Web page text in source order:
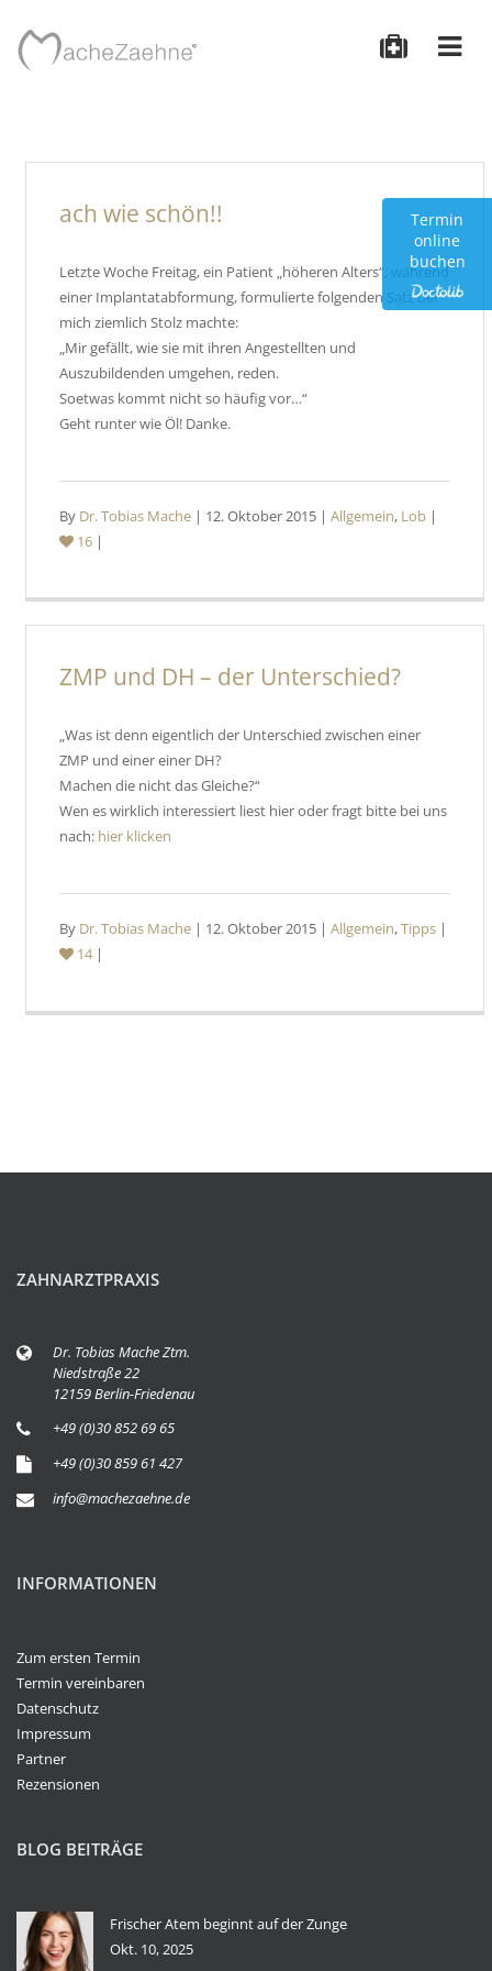
Termin
online
buchen
ach wie schön!!
Letzte Woche Freitag, ein Patient „höheren Alters“, während
einer Implantatabformung, formulierte folgenden Satz der
mich ziemlich Stolz machte:
„Mir gefällt, wie sie mit ihren Angestellten und
Auszubildenden umgehen, reden.
Soetwas kommt nicht so häufig vor…“
Geht runter wie Öl! Danke.
By Dr. Tobias Mache | 12. Oktober 2015 | Allgemein, Lob |
16 |
ZMP und DH – der Unterschied?
„Was ist denn eigentlich der Unterschied zwischen einer
ZMP und einer einer DH?
Machen die nicht das Gleiche?“
Wen es wirklich interessiert liest hier oder fragt bitte bei uns
nach: hier klicken
By Dr. Tobias Mache | 12. Oktober 2015 | Allgemein,Tipps |
14|
ZAHNARZTPRAXIS
Dr. Tobias Mache Ztm.
Niedstraße 22
12159 Berlin-Friedenau
+49 (0)30 852 69 65
+49 (0)30 859 61 427
info@machezaehne.de
INFORMATIONEN
Zum ersten Termin
Termin vereinbaren
Datenschutz
Impressum
Partner
Rezensionen
BLOG BEITRÄGE
Frischer Atem beginnt auf der Zunge
Okt. 10, 2025